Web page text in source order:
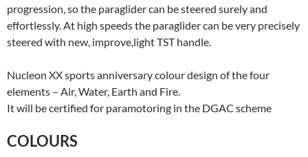
progression, so the paraglider can be steered surely and
effortlessly. At high speeds the paraglider can be very precisely
steered with new, improve,light TST handle.
Nucleon XX sports anniversary colour design of the four
elements – Air, Water, Earth and Fire.
It will be certified for paramotoring in the DGAC scheme
COLOURS